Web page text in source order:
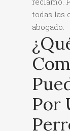
todas las
abogado.
Por